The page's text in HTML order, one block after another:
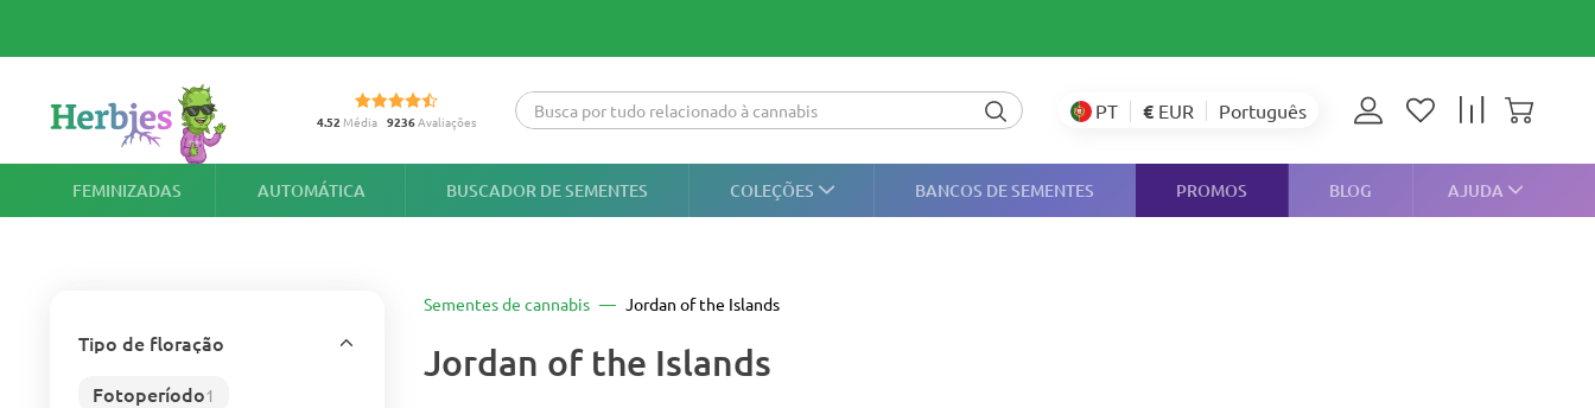
4.52 Média 9236Avaliações PT € EUR Português
FEMINIZADAS AUTOMÁTICA BUSCADOR DE SEMENTES COLEÇÕES BANCOS DE SEMENTES PROMOS BLOG AJUDA
Tipo de floração
Fotoperíodo1
Sementes de cannabis Jordan of the Islands
Jordan of the Islands